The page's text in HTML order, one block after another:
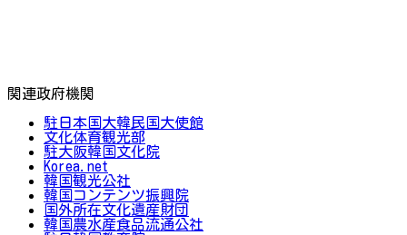
関連政府機関
駐日本国大韓民国大使館
文化体育観光部
駐大阪韓国文化院
Korea.net
韓国観光公社
韓国コンテンツ振興院
国外所在文化遺産財団
韓国農水産食品流通公社